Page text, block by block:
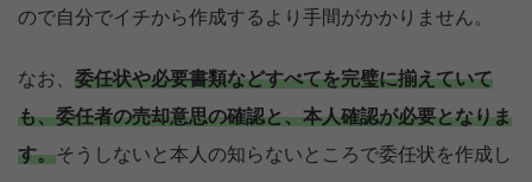
ので自分でイチから作成するより手間がかかりません。
なお、 委任状や必要書類などすべてを完璧に揃えていて
も、委任者の売却意思の確認と、本人確認が必要となりま
す。そうしないと本人の知らないところで委任状を作成し